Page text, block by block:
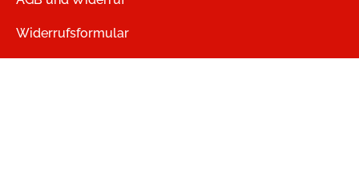
Widerrufsformular